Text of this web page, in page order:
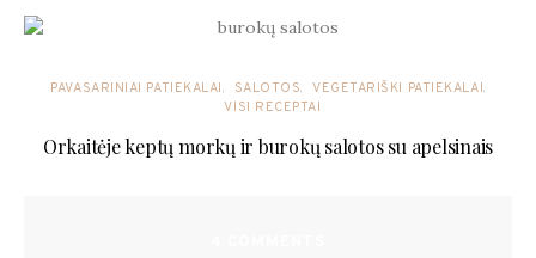
PAVASARINIAI PATIEKALAI SALOTOS
VEGETARIŠKI PATIEKALAI
VISI RECEPTAI
Orkaitėje keptų morkų ir burokų salotos su apelsinais